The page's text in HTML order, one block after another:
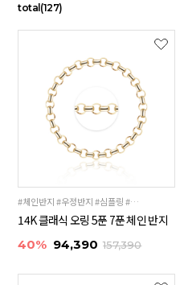
total (127)
#체인반지 #우정반지 #심플링 #레이어드링
14K 클래식 오링 5푼 7푼 체인 반지
40% 94,390 157,390